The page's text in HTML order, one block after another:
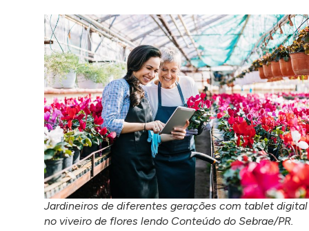
Jardineiros de diferentes gerações com tablet digital
no viveiro de flores lendo Conteúdo do Sebrae/PR.